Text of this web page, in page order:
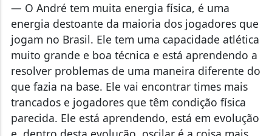
— O André tem muita energia física, é uma
energia destoante da maioria dos jogadores que
jogam no Brasil. Ele tem uma capacidade atlética
muito grande e boa técnica e está aprendendo a
resolver problemas de uma maneira diferente do
que fazia na base. Ele vai encontrar times mais
trancados e jogadores que têm condição física
parecida. Ele está aprendendo, está em evolução